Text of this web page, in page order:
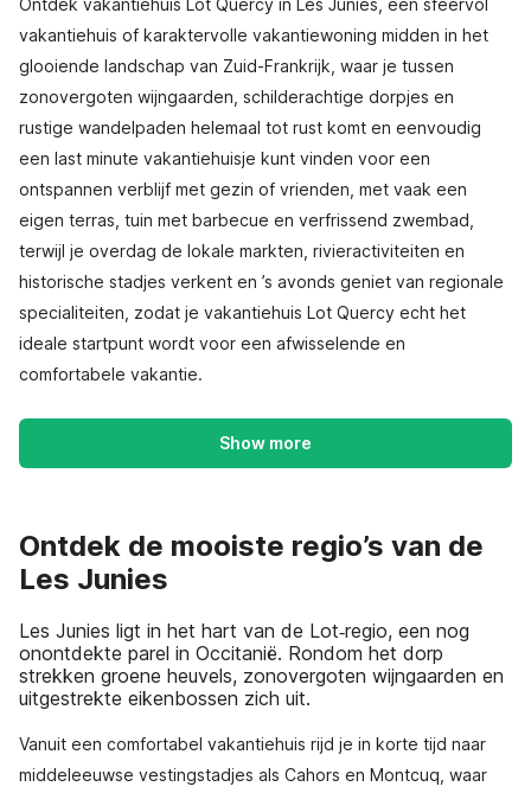
Ontdek vakantiehuis Lot Quercy in Les Junies, een sfeervol
vakantiehuis of karaktervolle vakantiewoning midden in het
glooiende landschap van Zuid-Frankrijk, waar je tussen
zonovergoten wijngaarden, schilderachtige dorpjes en
rustige wandelpaden helemaal tot rust komt en eenvoudig
een last minute vakantiehuisje kunt vinden voor een
ontspannen verblijf met gezin of vrienden, met vaak een
eigen terras, tuin met barbecue en verfrissend zwembad,
terwijl je overdag de lokale markten, rivieractiviteiten en
historische stadjes verkent en ’s avonds geniet van regionale
specialiteiten, zodat je vakantiehuis Lot Quercy echt het
ideale startpunt wordt voor een afwisselende en
comfortabele vakantie.
Show more
Ontdek de mooiste regio’s van de
Les Junies
Les Junies ligt in het hart van de Lot‑regio, een nog
onontdekte parel in Occitanië. Rondom het dorp
strekken groene heuvels, zonovergoten wijngaarden en
uitgestrekte eikenbossen zich uit.
Vanuit een comfortabel vakantiehuis rijd je in korte tijd naar
middeleeuwse vestingstadjes als Cahors en Montcuq, waar